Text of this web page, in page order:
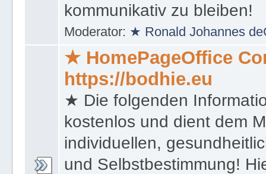
kommunikativ zu bleiben!
Moderator: ★ Ronald Johannes
★ HomePageOffice
https://bodhie.eu
★ Die folgenden
kostenlos und dient dem
individuellen,
und Selbstbestimmung!